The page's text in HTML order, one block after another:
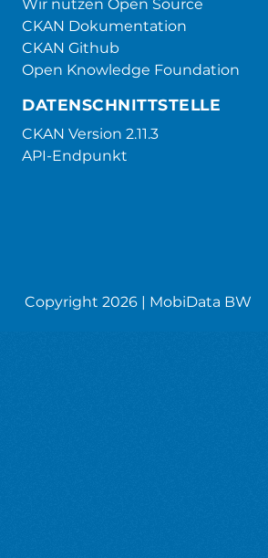
Wir nutzen Open Source
CKAN Dokumentation
CKAN Github
Open Knowledge Foundation
DATENSCHNITTSTELLE
CKAN Version 2.11.3
API-Endpunkt
Copyright 2026 | MobiData BW